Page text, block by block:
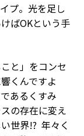
プ。光を足し
ばOKという手
と」をコンセ
くんですよ
あるくすみ
の存在に変え
世界!? 年々く